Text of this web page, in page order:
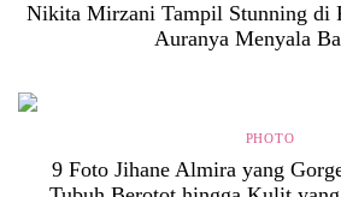
Nikita Mirzani Tampil Stunning di
Auranya Menyala
PHOTO
9 Foto Jihane Almira yang